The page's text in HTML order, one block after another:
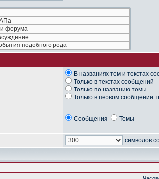
В названиях тем и текстах
Только в текстах сообщений
Только по названию темы
Только в первом сообщении
Сообщения Темы
символов